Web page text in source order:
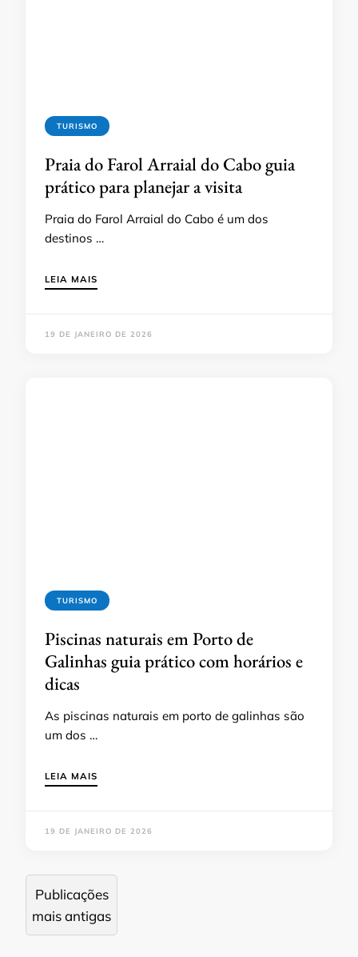
TURISMO
Praia do Farol Arraial do Cabo guia
prático para planejar a visita
Praia do Farol Arraial do Cabo é um dos
destinos …
LEIA MAIS
19 DE JANEIRO DE 2026
TURISMO
Piscinas naturais em Porto de
Galinhas guia prático com horários e
dicas
As piscinas naturais em porto de galinhas são
um dos …
LEIA MAIS
19 DE JANEIRO DE 2026
Navegação
por
posts
Publicações
mais antigas